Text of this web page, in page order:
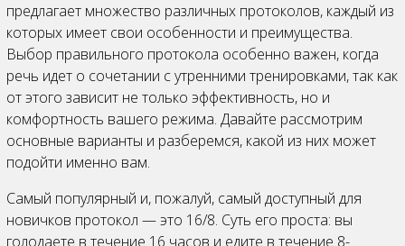
предлагает множество различных протоколов, каждый из
которых имеет свои особенности и преимущества.
Выбор правильного протокола особенно важен, когда
речь идет о сочетании с утренними тренировками, так как
от этого зависит не только эффективность, но и
комфортность вашего режима. Давайте рассмотрим
основные варианты и разберемся, какой из них может
подойти именно вам.
Самый популярный и, пожалуй, самый доступный для
новичков протокол — это 16/8. Суть его проста: вы
голодаете в течение 16 часов и едите в течение 8-